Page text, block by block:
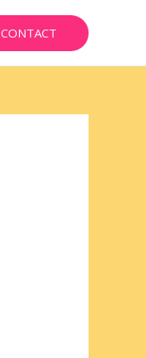
CONTACT